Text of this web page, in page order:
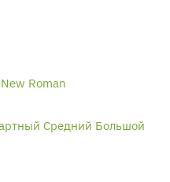
Roman
Средний Большой